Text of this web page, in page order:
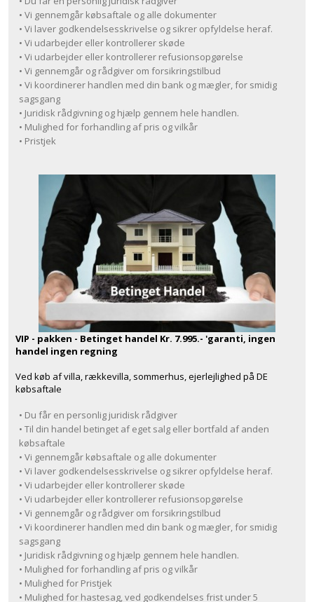
• Vi gennemgår købsaftale og alle dokumenter
• Vi laver godkendelsesskrivelse og sikrer opfyldelse heraf.
• Vi udarbejder eller kontrollerer skøde
• Vi udarbejder eller kontrollerer refusionsopgørelse
• Vi gennemgår og rådgiver om forsikringstilbud
• Vi koordinerer handlen med din bank og mægler, for smidig
sagsgang
• Juridisk rådgivning og hjælp gennem hele handlen.
• Mulighed for forhandling af pris og vilkår
• Pristjek
VIP - pakken - Betinget handel Kr. 7.995.- 'garanti, ingen
handel ingen regning
Ved køb af villa, rækkevilla, sommerhus, ejerlejlighed på DE
købsaftale
• Du får en personlig juridisk rådgiver
• Til din handel betinget af eget salg eller bortfald af anden
købsaftale
• Vi gennemgår købsaftale og alle dokumenter
• Vi laver godkendelsesskrivelse og sikrer opfyldelse heraf.
• Vi udarbejder eller kontrollerer skøde
• Vi udarbejder eller kontrollerer refusionsopgørelse
• Vi gennemgår og rådgiver om forsikringstilbud
• Vi koordinerer handlen med din bank og mægler, for smidig
sagsgang
• Juridisk rådgivning og hjælp gennem hele handlen.
• Mulighed for forhandling af pris og vilkår
• Mulighed for Pristjek
• Mulighed for hastesag, ved godkendelses frist under 5